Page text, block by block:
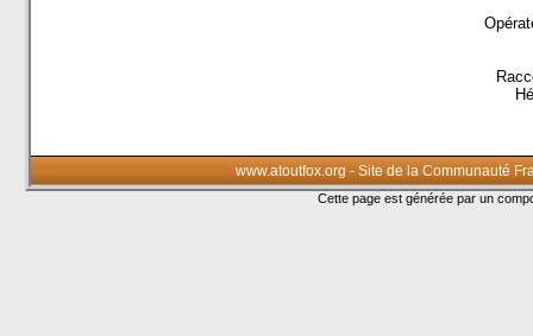
www.atoutfox.org - Site de la Communauté
Cette page est générée par un